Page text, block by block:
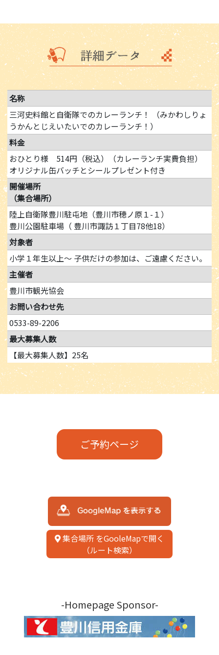
名称
三河史料館と自衛隊でのカレーランチ！ （みかわしりょ
うかんとじえいたいでのカレーランチ！）
料金
おひとり様 514円（税込）（カレーランチ実費負担）
オリジナル缶バッチとシールプレゼント付き
開催場所
（集合場所）
陸上自衛隊豊川駐屯地（豊川市穂ノ原１-１）
豊川公園駐車場（ 豊川市諏訪１丁目78他18）
対象者
小学１年生以上～ 子供だけの参加は、ご遠慮ください。
主催者
豊川市観光協会
お問い合わせ先
0533-89-2206
最大募集人数
【最大募集人数】25名
ご予約ページ
集合場所 をGooleMapで開く
（ルート検索）
-Homepage Sponsor-